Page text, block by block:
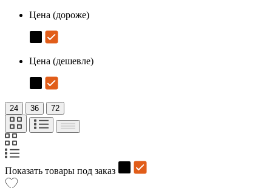
Цена (дороже)
Цена (дешевле)
24 36 72
Показать товары под заказ